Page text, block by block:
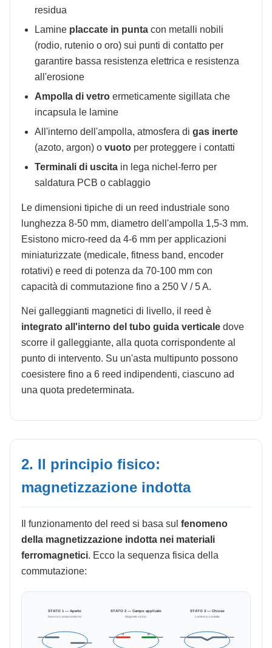
residua
Lamine placcate in punta con metalli nobili
(rodio, rutenio o oro) sui punti di contatto per
garantire bassa resistenza elettrica e resistenza
all'erosione
Ampolla di vetro ermeticamente sigillata che
incapsula le lamine
All'interno dell'ampolla, atmosfera di gas inerte
(azoto, argon) o vuoto per proteggere i contatti
Terminali di uscita in lega nichel-ferro per
saldatura PCB o cablaggio
Le dimensioni tipiche di un reed industriale sono
lunghezza 8-50 mm, diametro dell'ampolla 1,5-3 mm.
Esistono micro-reed da 4-6 mm per applicazioni
miniaturizzate (medicale, fitness band, encoder
rotativi) e reed di potenza da 70-100 mm con
capacità di commutazione fino a 250 V / 5 A.
Nei galleggianti magnetici di livello, il reed è
integrato all'interno del tubo guida verticale dove
scorre il galleggiante, alla quota corrispondente al
punto di intervento. Su un'asta multipunto possono
coesistere fino a 6 reed indipendenti, ciascuno ad
una quota predeterminata.
2. Il principio fisico:
magnetizzazione indotta
Il funzionamento del reed si basa sul fenomeno
della magnetizzazione indotta nei materiali
ferromagnetici. Ecco la sequenza fisica della
commutazione:
STATO 1 — Aperto
Nessun campo esterno
STATO 2 — Campo applicato
Magnete vicino
S N
STATO 3 — Chiuso
Lamine in contatto